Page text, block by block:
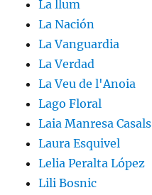
La llum
La Nación
La Vanguardia
La Verdad
La Veu de l'Anoia
Lago Floral
Laia Manresa Casals
Laura Esquivel
Lelia Peralta López
Lili Bosnic